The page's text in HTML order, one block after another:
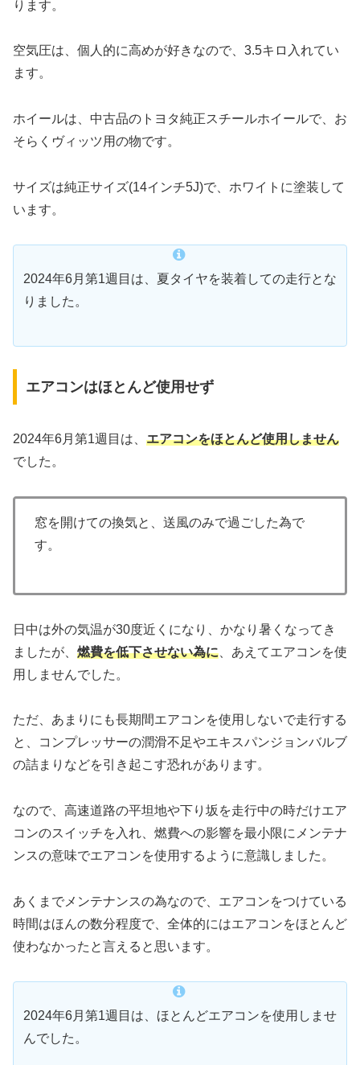
ります。
空気圧は、個人的に高めが好きなので、3.5キロ入れてい
ます。
ホイールは、中古品のトヨタ純正スチールホイールで、お
そらくヴィッツ用の物です。
サイズは純正サイズ(14インチ5J)で、ホワイトに塗装して
います。
2024年6月第1週目は、夏タイヤを装着しての走行とな
りました。
エアコンはほとんど使用せず
2024年6月第1週目は、 エアコンをほとんど使用しません
でした。
窓を開けての換気と、送風のみで過ごした為で
す。
日中は外の気温が30度近くになり、かなり暑くなってき
ましたが、 燃費を低下させない為に 、あえてエアコンを使
用しませんでした。
ただ、あまりにも長期間エアコンを使用しないで走行する
と、コンプレッサーの潤滑不足やエキスパンジョンバルブ
の詰まりなどを引き起こす恐れがあります。
なので、高速道路の平坦地や下り坂を走行中の時だけエア
コンのスイッチを入れ、燃費への影響を最小限にメンテナ
ンスの意味でエアコンを使用するように意識しました。
あくまでメンテナンスの為なので、エアコンをつけている
時間はほんの数分程度で、全体的にはエアコンをほとんど
使わなかったと言えると思います。
2024年6月第1週目は、ほとんどエアコンを使用しませ
んでした。